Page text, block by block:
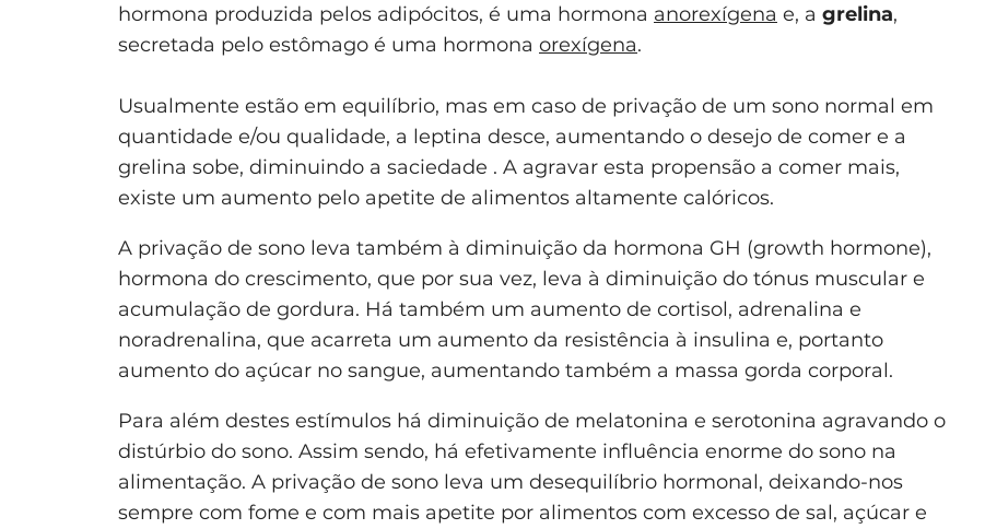
hormona produzida pelos adipócitos, é uma hormona anorexígena e, a grelina,
secretada pelo estômago é uma hormona orexígena.
Usualmente estão em equilíbrio, mas em caso de privação de um sono normal em
quantidade e/ou qualidade, a leptina desce, aumentando o desejo de comer e a
grelina sobe, diminuindo a saciedade . A agravar esta propensão a comer mais,
existe um aumento pelo apetite de alimentos altamente calóricos.
A privação de sono leva também à diminuição da hormona GH (growth hormone),
hormona do crescimento, que por sua vez, leva à diminuição do tónus muscular e
acumulação de gordura. Há também um aumento de cortisol, adrenalina e
noradrenalina, que acarreta um aumento da resistência à insulina e, portanto
aumento do açúcar no sangue, aumentando também a massa gorda corporal.
Para além destes estímulos há diminuição de melatonina e serotonina agravando o
distúrbio do sono. Assim sendo, há efetivamente influência enorme do sono na
alimentação. A privação de sono leva um desequilíbrio hormonal, deixando-nos
sempre com fome e com mais apetite por alimentos com excesso de sal, açúcar e